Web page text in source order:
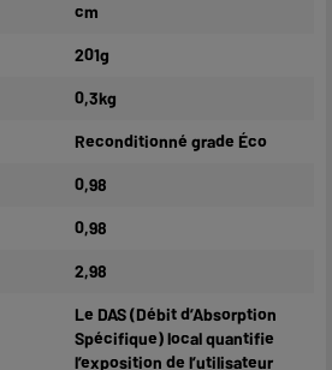
cm
201g
0,3kg
Reconditionné grade Éco
0,98
0,98
2,98
Le DAS (Débit d’Absorption
Spécifique) local quantifie
l’exposition de l’utilisateur